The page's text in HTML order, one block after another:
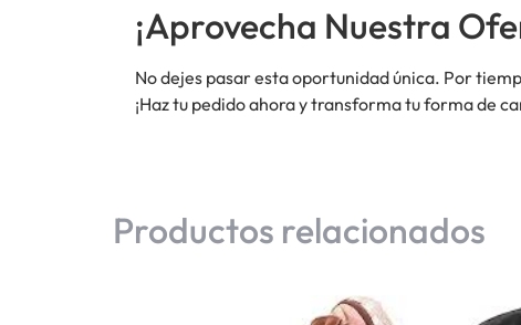
¡Aprovecha Nuestra
No dejes pasar esta oportunidad única. Por
¡Haz tu pedido ahora y transforma tu forma de
Productos relacionados